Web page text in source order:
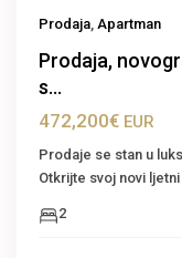
Prodaja, Apartman
Prodaja,
s...
472,200€ EUR
Prodaje se stan u
Otkrijte svoj novi
2